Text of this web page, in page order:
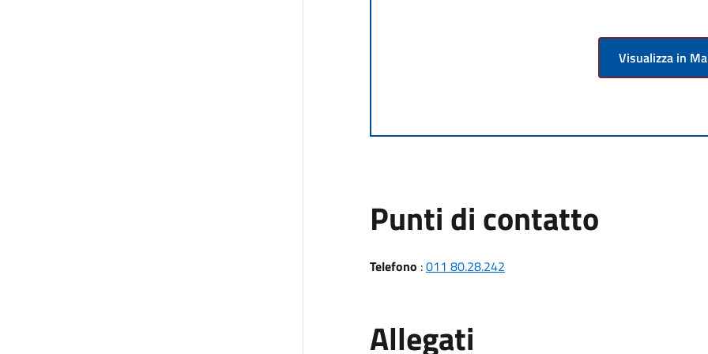
Visualizza in
Punti di contatto
Telefono :011 80.28.242
Allegati